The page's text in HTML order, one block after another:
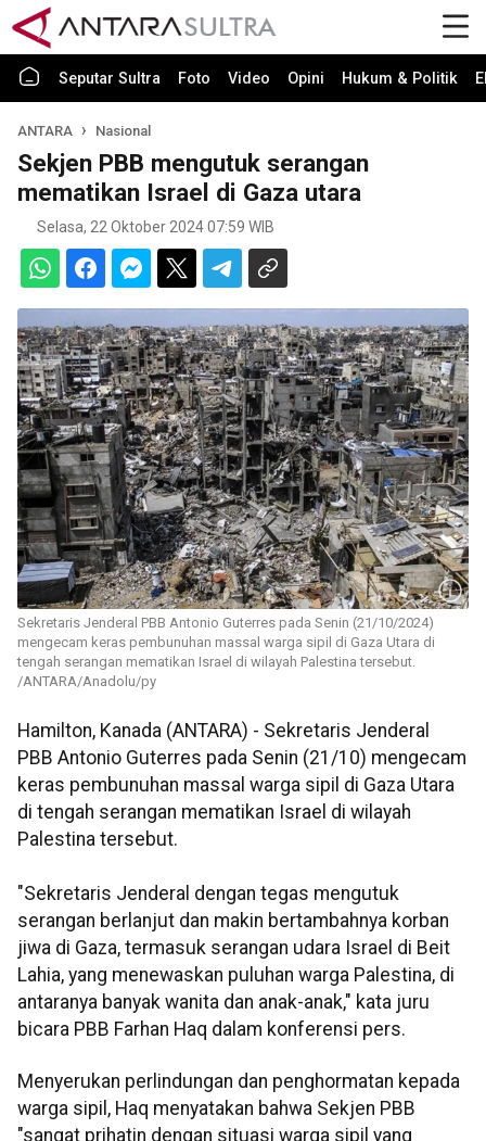
Seputar Sultra Foto Video Opini Hukum & Politik
ANTARA Nasional
Sekjen PBB mengutuk serangan
mematikan Israel di Gaza utara
Selasa, 22 Oktober 2024 07:59 WIB
Sekretaris Jenderal PBB Antonio Guterres pada Senin (21/10/2024)
mengecam keras pembunuhan massal warga sipil di Gaza Utara di
tengah serangan mematikan Israel di wilayah Palestina tersebut.
/ANTARA/Anadolu/py
Hamilton, Kanada (ANTARA) - Sekretaris Jenderal
PBB Antonio Guterres pada Senin (21/10) mengecam
keras pembunuhan massal warga sipil di Gaza Utara
di tengah serangan mematikan Israel di wilayah
Palestina tersebut.
"Sekretaris Jenderal dengan tegas mengutuk
serangan berlanjut dan makin bertambahnya korban
jiwa di Gaza, termasuk serangan udara Israel di Beit
Lahia, yang menewaskan puluhan warga Palestina, di
antaranya banyak wanita dan anak-anak," kata juru
bicara PBB Farhan Haq dalam konferensi pers.
Menyerukan perlindungan dan penghormatan kepada
warga sipil, Haq menyatakan bahwa Sekjen PBB
"sangat prihatin dengan situasi warga sipil yang